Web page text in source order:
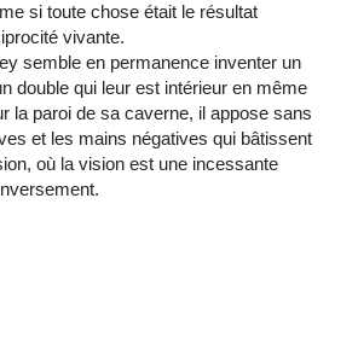
si toute chose était le résultat
vivante.
semble en permanence inventer un
double qui leur est intérieur en même
la paroi de sa caverne, il appose sans
et les mains négatives qui bâtissent
où la vision est une incessante